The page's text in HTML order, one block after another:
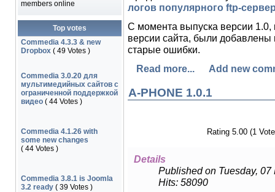
members online
Top votes
Commedia 4.3.3 & new
Dropbox( 49 Votes )
Commedia 3.0.20 для
мультимедийных сайтов с
ограниченной поддержкой
видео( 44 Votes )
Commedia 4.1.26 with
some new changes
( 44 Votes )
Commedia 3.8.1 is Joomla
3.2 ready( 39 Votes )
логов популярного ftp-
С момента выпуска версии 1.0,
версии сайта, были
старые ошибки.
Read more...
Add new
A-PHONE 1.0.1
Rating 5.00 (1
Details
Published on Tuesday,
Hits: 58090